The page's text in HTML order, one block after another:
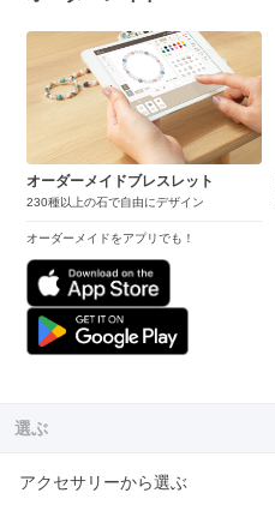
オーダーメイドブレスレット
230種以上の石で自由にデザイン
オーダーメイドをアプリでも！
選ぶ
アクセサリーから選ぶ